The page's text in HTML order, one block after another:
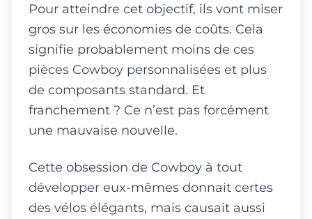
Pour atteindre cet objectif, ils vont miser
gros sur les économies de coûts. Cela
signifie probablement moins de ces
pièces Cowboy personnalisées et plus
de composants standard. Et
franchement ? Ce n’est pas forcément
une mauvaise nouvelle.
Cette obsession de Cowboy à tout
développer eux-mêmes donnait certes
des vélos élégants, mais causait aussi